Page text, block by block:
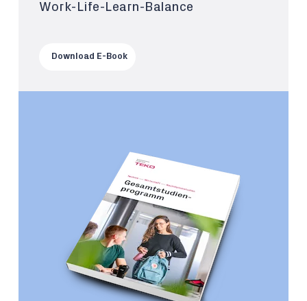
Work-Life-Learn-Balance
Download E-Book